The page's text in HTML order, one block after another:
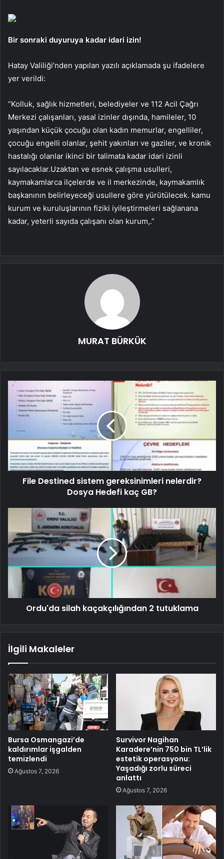
Bir sonraki duyuruya kadar idari izin!
Hatay Valiliği’nden yapılan yazılı açıklamada şu ifadelere
yer verildi:
“Kolluk, sağlık hizmetleri, belediyeler ve 112 Acil Çağrı
Merkezi çalışanları, yasal izinler dışında, hamileler, 10
yaşından küçük çocuğu olan kadın memurlar, engelliler,
çocuğu engelli olanlar, şehit yakınları ve gaziler, ve kronik
hastalığı olanlar ikinci bir talimata kadar idari izinli
sayılacaklar.Uzaktan ve esnek çalışma usulleri,
kaymakamlarca ilçelerde ve il merkezinde, kaymakamlık
başkanının belirleyeceği usullere göre yürütülecek. kamu
kurum ve kuruluşlarının fiziki iyileştirmeleri sağlanana
kadar, yeterli sayıda çalışanı olan kurum,.”
MURAT BÜRKÜK
File Destined sistem gereksinimleri nelerdir?
Dosya Hedefi kaç GB?
Ordu'da silah kaçakçılığından 2 tutuklama
İlgili Makaleler
Bursa Osmangazi’de
kaldırımlar işgalden
temizlendi
Ağustos 7, 2026
Survivor Nagihan
Karadere’nin 750 bin TL’lik
estetik operasyonu:
Yaşadığı zorlu süreci
anlattı
Ağustos 7, 2026